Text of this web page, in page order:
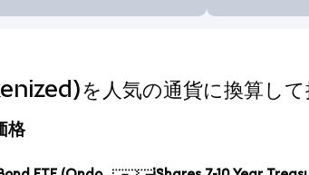
を人気の通貨に換算して
格